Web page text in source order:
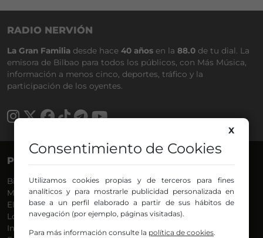
RADIO NERVIÓN
La Gran Familia desde hace 40 años en la 88.0 de tu dial. La
emisora de Bilbao para todos los públicos, con Más Música,
información a menos cinco, deportes, tráfico y la
participación de los oyentes.
PROGRAMAS
Bilbosport
Más Música
El Madrugador
Lo Más Nuevo
Informativos
Agurtzane
Belén Ollero
Dani
Eduardo
Eva Argote
X
Consentimiento de Cookies
Utilizamos cookies propias y de terceros para fines
analíticos y para mostrarle publicidad personalizada en
base a un perfil elaborado a partir de sus hábitos de
navegación (por ejemplo, páginas visitadas).
Para más información consulte la política de cookies.